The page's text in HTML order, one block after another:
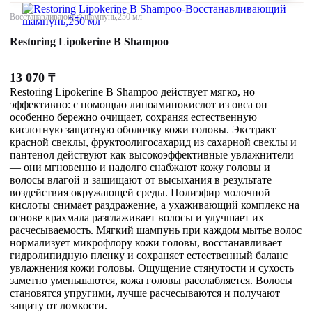
Восстанавливающий шампунь,250 мл
Restoring Lipokerine B Shampoo
13 070 ₸
Restoring Lipokerine B Shampoo действует мягко, но
эффективно: с помощью липоаминокислот из овса он
особенно бережно очищает, сохраняя естественную
кислотную защитную оболочку кожи головы. Экстракт
красной свеклы, фруктоолигосахарид из сахарной свеклы и
пантенол действуют как высокоэффективные увлажнители
— они мгновенно и надолго снабжают кожу головы и
волосы влагой и защищают от высыхания в результате
воздействия окружающей среды. Полиэфир молочной
кислоты снимает раздражение, а ухаживающий комплекс на
основе крахмала разглаживает волосы и улучшает их
расчесываемость. Мягкий шампунь при каждом мытье волос
нормализует микрофлору кожи головы, восстанавливает
гидролипидную пленку и сохраняет естественный баланс
увлажнения кожи головы. Ощущение стянутости и сухость
заметно уменьшаются, кожа головы расслабляется. Волосы
становятся упругими, лучше расчесываются и получают
защиту от ломкости.